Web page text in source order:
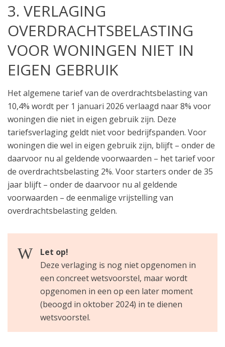
3. VERLAGING
OVERDRACHTSBELASTING
VOOR WONINGEN NIET IN
EIGEN GEBRUIK
Het algemene tarief van de overdrachtsbelasting van
10,4% wordt per 1 januari 2026 verlaagd naar 8% voor
woningen die niet in eigen gebruik zijn. Deze
tariefsverlaging geldt niet voor bedrijfspanden. Voor
woningen die wel in eigen gebruik zijn, blijft – onder de
daarvoor nu al geldende voorwaarden – het tarief voor
de overdrachtsbelasting 2%. Voor starters onder de 35
jaar blijft – onder de daarvoor nu al geldende
voorwaarden – de eenmalige vrijstelling van
overdrachtsbelasting gelden.
Let op!
Deze verlaging is nog niet opgenomen in
een concreet wetsvoorstel, maar wordt
opgenomen in een op een later moment
(beoogd in oktober 2024) in te dienen
wetsvoorstel.